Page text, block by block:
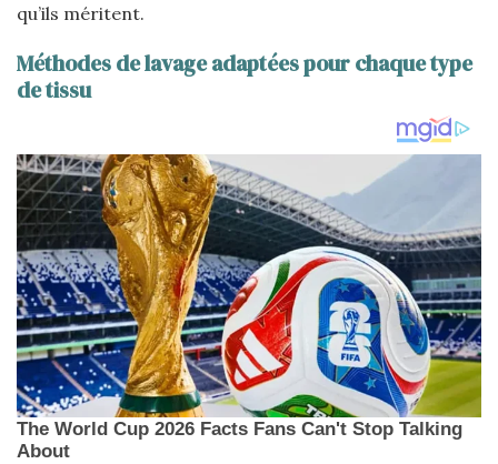
qu’ils méritent.
Méthodes de lavage adaptées pour chaque type
de tissu